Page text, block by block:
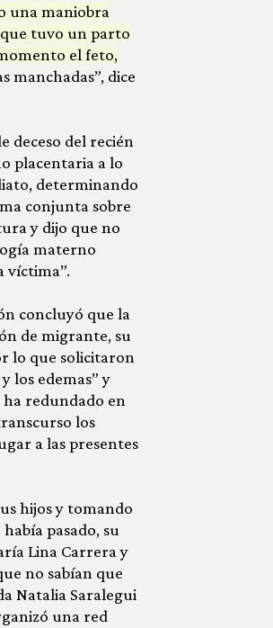
una maniobra
tuvo un parto
el feto,
manchadas”, dice
deceso del recién
placentaria a lo
determinando
conjunta sobre
y dijo que no
materno
víctima”.
concluyó que la
de migrante, su
lo que solicitaron
los edemas” y
redundado en
los
a las presentes
hijos y tomando
pasado, su
Lina Carrera y
no sabían que
Natalia Saralegui
una red